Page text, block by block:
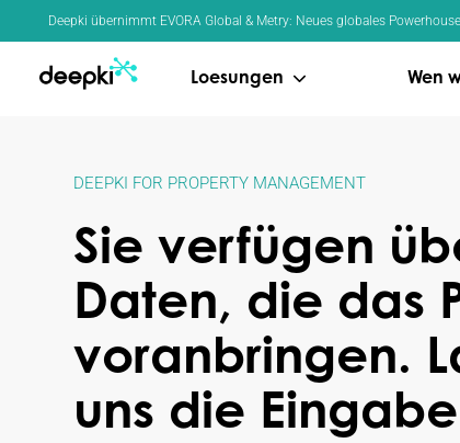
Deepki übernimmt EVORA Global & Metry: Neues globales
Loesungen Wen
DEEPKI FOR PROPERTY MANAGEMENT
Sie verfügen
Daten, die das
voranbringen.
uns die
Cookie-Einstellungen